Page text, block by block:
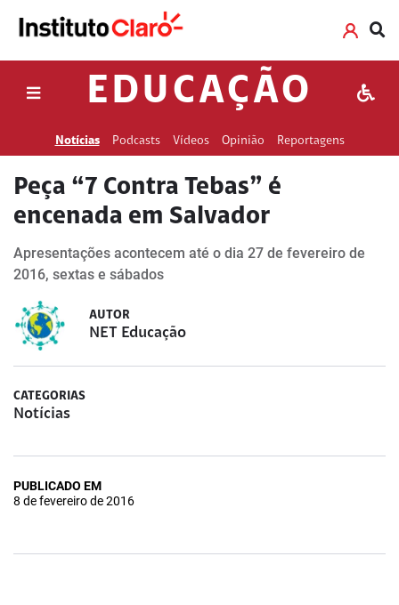
EDUCAÇÃO
Notícias Podcasts Vídeos Opinião Reportagens
Peça “7 Contra Tebas” é
encenada em Salvador
Apresentações acontecem até o dia 27 de fevereiro de
2016, sextas e sábados
AUTOR
NET Educação
CATEGORIAS
Notícias
PUBLICADO EM
8 de fevereiro de 2016